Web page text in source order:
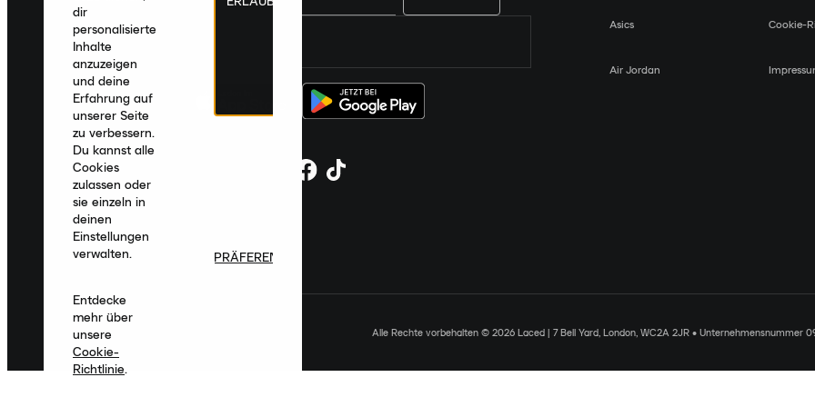
Asics
Air Jordan
Cookie-
Alle Rechte vorbehalten © 2026 Laced | 7 Bell Yard, London, WC2A 2JR • Unternehmensnummer
dir
personalisierte
Inhalte
anzuzeigen
und deine
Erfahrung auf
unserer Seite
zu verbessern.
Du kannst alle
Cookies
zulassen oder
sie einzeln in
deinen
Einstellungen
verwalten.
Entdecke
mehr über
unsere
Cookie-
Richtlinie.
PRÄFERENZEN